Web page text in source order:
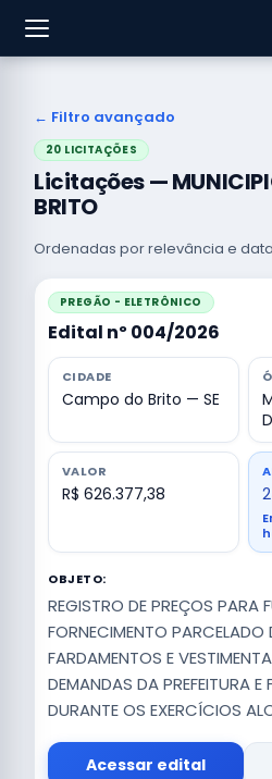
← Filtro avançado
20 LICITAÇÕES
Licitações —
BRITO
Ordenadas por relevância e
PREGÃO - ELETRÔNICO
Edital nº 004/2026
CIDADE
Campo do Brito — SE
VALOR
R$ 626.377,38
OBJETO:
REGISTRO DE PREÇOS PARA
FORNECIMENTO PARCELADO
FARDAMENTOS E
DEMANDAS DA PREFEITURA
DURANTE OS EXERCÍCIOS
Acessar edital